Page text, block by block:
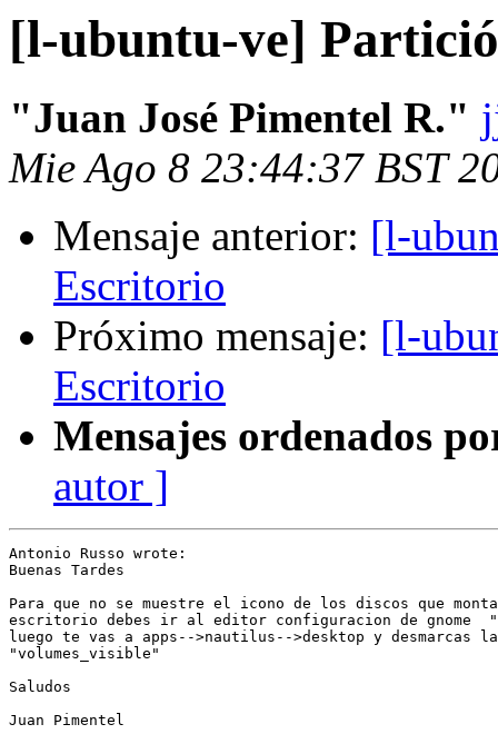
[l-ubuntu-ve]
"Juan José Pimentel R."
Mie Ago 8 23:44:37 BST
Mensaje anterior: [l-
Escritorio
Próximo mensaje: [l-
Escritorio
Mensajes ordenados
autor ]
Antonio Russo wrote:
Buenas Tardes
Para que no se muestre el icono de los discos que
escritorio debes ir al editor configuracion de gnome
luego te vas a apps-->nautilus-->desktop y desmarcas
"volumes_visible"
Saludos
Juan Pimentel